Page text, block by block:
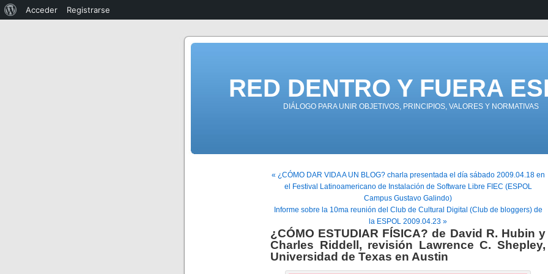
RED DENTRO Y FUERA
DIÁLOGO PARA UNIR OBJETIVOS, PRINCIPIOS, VALORES Y NORMATIVAS
« ¿CÓMO DAR VIDA A UN BLOG? charla presentada el día sábado 2009.04.18 en
el Festival Latinoamericano de Instalación de Software Libre FIEC (ESPOL
Campus Gustavo Galindo)
Informe sobre la 10ma reunión del Club de Cultural Digital (Club de bloggers) de
la ESPOL 2009.04.23 »
¿CÓMO ESTUDIAR FÍSICA? de David R. Hubin y
Charles Riddell, revisión Lawrence C. Shepley,
Universidad de Texas en Austin
Acceder Registrarse